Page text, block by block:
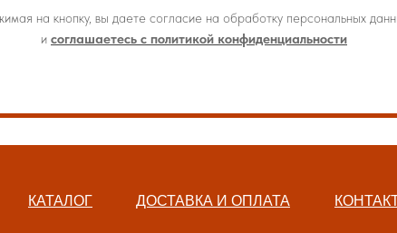
на кнопку, вы даете согласие на обработку персональных
и соглашаетесь с политикой конфиденциальности
КАТАЛОГ ДОСТАВКА И ОПЛАТА